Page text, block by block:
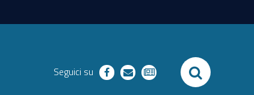
Seguici su facebookrichiestenewsletter SEARCH